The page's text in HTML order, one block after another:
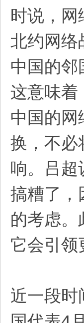
时说，网
北约网络
中国的邻
这意味着
中国的网
换，不必
响。吕超
搞糟了，
的考虑。
它会引领
近一段时